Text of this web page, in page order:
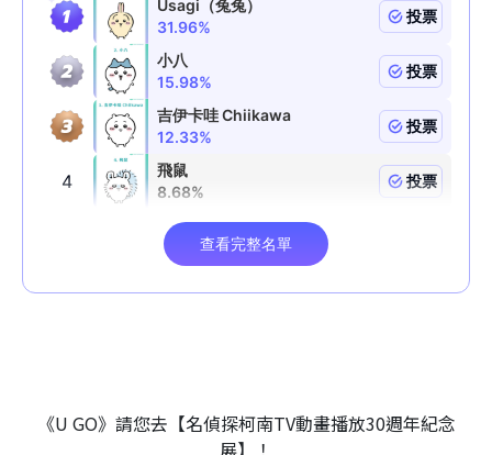
《U GO》請您去【名偵探柯南TV動畫播放30週年紀念